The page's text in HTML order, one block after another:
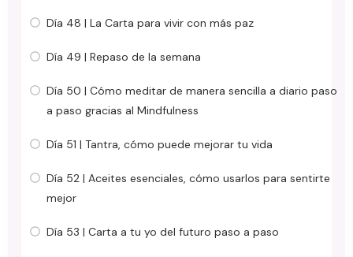
Día 48 | La Carta para vivir con más paz
Día 49 | Repaso de la semana
Día 50 | Cómo meditar de manera sencilla a diario paso
a paso gracias al Mindfulness
Día 51 | Tantra, cómo puede mejorar tu vida
Día 52 | Aceites esenciales, cómo usarlos para sentirte
mejor
Día 53 | Carta a tu yo del futuro paso a paso